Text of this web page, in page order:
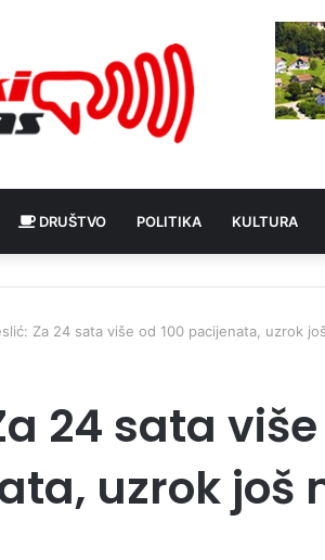
DRUŠTVO POLITIKA KULTURA
Za 24 sata više od 100 pacijenata, uzrok
24 sata više
uzrok još